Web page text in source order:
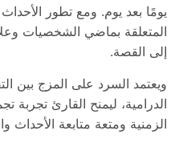
يومًا بعد يوم. ومع تطور
المتعلقة بماضي الشخصيات
إلى القصة.
ويعتمد السرد على المزج بين
الدرامية، ليمنح القارئ تجربة
الزمنية ومتعة متابعة الأحداث